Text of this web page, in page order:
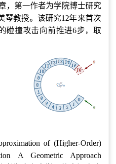
，第一作者为学院博士研究
琴教授。该研究12年来首次
碰撞攻击向前推进6步，取
of (Higher-Order)
A Geometric Approach